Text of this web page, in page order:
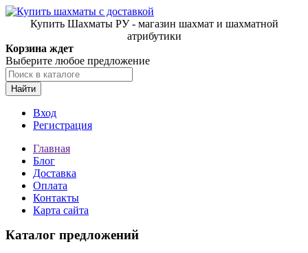
Купить Шахматы РУ - магазин шахмат и шахматной
атрибутики
Корзина ждет
Выберите любое предложение
Найти
Вход
Регистрация
Главная
Блог
Доставка
Оплата
Контакты
Карта сайта
Каталог предложений